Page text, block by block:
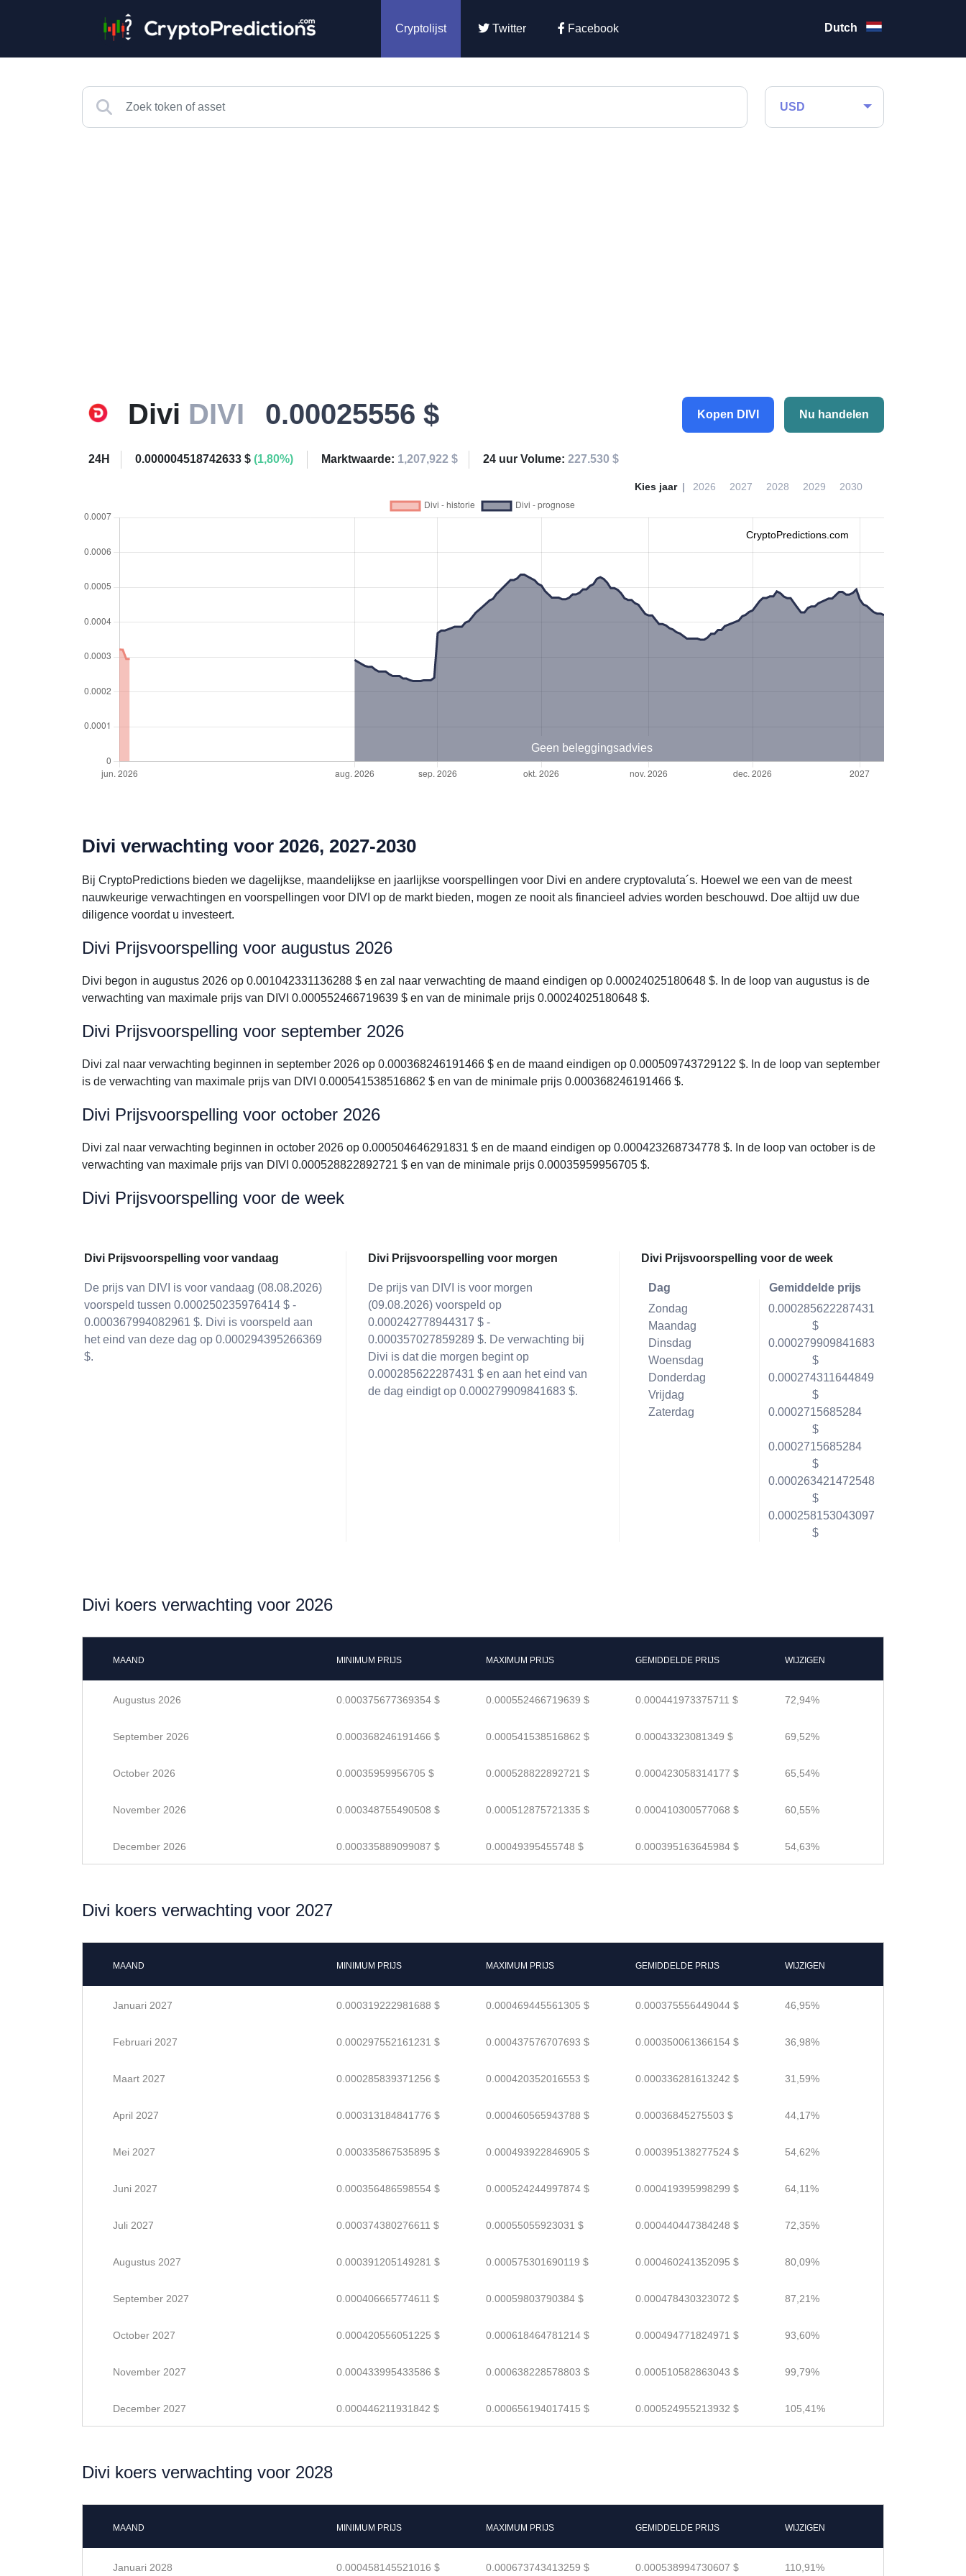
Cryptolijst Twitter Facebook Dutch
USD
Divi DIVI 0.00025556 $ Kopen DIVI Nu handelen
24H 0.000004518742633 $ (1,80%) Marktwaarde: 1,207,922 $ 24 uur Volume: 227.530 $
Kies jaar 2026 2027 2028 2029 2030
CryptoPredictions.com
Geen beleggingsadvies
Divi verwachting voor 2026, 2027-2030
Bij CryptoPredictions bieden we dagelijkse, maandelijkse en jaarlijkse voorspellingen voor Divi en andere cryptovaluta´s. Hoewel we een van de meest
nauwkeurige verwachtingen en voorspellingen voor DIVI op de markt bieden, mogen ze nooit als financieel advies worden beschouwd. Doe altijd uw due
diligence voordat u investeert.
Divi Prijsvoorspelling voor augustus 2026
Divi begon in augustus 2026 op 0.001042331136288 $ en zal naar verwachting de maand eindigen op 0.00024025180648 $. In de loop van augustus is de
verwachting van maximale prijs van DIVI 0.000552466719639 $ en van de minimale prijs 0.00024025180648 $.
Divi Prijsvoorspelling voor september 2026
Divi zal naar verwachting beginnen in september 2026 op 0.000368246191466 $ en de maand eindigen op 0.000509743729122 $. In de loop van september
is de verwachting van maximale prijs van DIVI 0.000541538516862 $ en van de minimale prijs 0.000368246191466 $.
Divi Prijsvoorspelling voor october 2026
Divi zal naar verwachting beginnen in october 2026 op 0.000504646291831 $ en de maand eindigen op 0.000423268734778 $. In de loop van october is de
verwachting van maximale prijs van DIVI 0.000528822892721 $ en van de minimale prijs 0.00035959956705 $.
Divi Prijsvoorspelling voor de week
Divi Prijsvoorspelling voor vandaag
De prijs van DIVI is voor vandaag (08.08.2026)
voorspeld tussen 0.000250235976414 $ -
0.000367994082961 $. Divi is voorspeld aan
het eind van deze dag op 0.000294395266369
$.
Divi Prijsvoorspelling voor morgen
De prijs van DIVI is voor morgen
(09.08.2026) voorspeld op
0.000242778944317 $ -
0.000357027859289 $. De verwachting bij
Divi is dat die morgen begint op
0.000285622287431 $ en aan het eind van
de dag eindigt op 0.000279909841683 $.
Divi Prijsvoorspelling voor de week
Dag
Zondag
Maandag
Dinsdag
Woensdag
Donderdag
Vrijdag
Zaterdag
Gemiddelde prijs
0.000285622287431
$
0.000279909841683
$
0.000274311644849
$
0.0002715685284
$
0.0002715685284
$
0.000263421472548
$
0.000258153043097
$
Divi koers verwachting voor 2026
MAAND MINIMUM PRIJS MAXIMUM PRIJS GEMIDDELDE PRIJS WIJZIGEN
Augustus 2026 0.000375677369354 $ 0.000552466719639 $ 0.000441973375711 $ 72,94%
September 2026 0.000368246191466 $ 0.000541538516862 $ 0.00043323081349 $ 69,52%
October 2026 0.00035959956705 $ 0.000528822892721 $ 0.000423058314177 $ 65,54%
November 2026 0.000348755490508 $ 0.000512875721335 $ 0.000410300577068 $ 60,55%
December 2026 0.000335889099087 $ 0.00049395455748 $ 0.000395163645984 $ 54,63%
Divi koers verwachting voor 2027
MAAND MINIMUM PRIJS MAXIMUM PRIJS GEMIDDELDE PRIJS WIJZIGEN
Januari 2027 0.000319222981688 $ 0.000469445561305 $ 0.000375556449044 $ 46,95%
Februari 2027 0.000297552161231 $ 0.000437576707693 $ 0.000350061366154 $ 36,98%
Maart 2027 0.000285839371256 $ 0.000420352016553 $ 0.000336281613242 $ 31,59%
April 2027 0.000313184841776 $ 0.000460565943788 $ 0.00036845275503 $ 44,17%
Mei 2027 0.000335867535895 $ 0.000493922846905 $ 0.000395138277524 $ 54,62%
Juni 2027 0.000356486598554 $ 0.000524244997874 $ 0.000419395998299 $ 64,11%
Juli 2027 0.000374380276611 $ 0.00055055923031 $ 0.000440447384248 $ 72,35%
Augustus 2027 0.000391205149281 $ 0.000575301690119 $ 0.000460241352095 $ 80,09%
September 2027 0.000406665774611 $ 0.00059803790384 $ 0.000478430323072 $ 87,21%
October 2027 0.000420556051225 $ 0.000618464781214 $ 0.000494771824971 $ 93,60%
November 2027 0.000433995433586 $ 0.000638228578803 $ 0.000510582863043 $ 99,79%
December 2027 0.000446211931842 $ 0.000656194017415 $ 0.000524955213932 $ 105,41%
Divi koers verwachting voor 2028
MAAND MINIMUM PRIJS MAXIMUM PRIJS GEMIDDELDE PRIJS WIJZIGEN
Januari 2028 0.000458145521016 $ 0.000673743413259 $ 0.000538994730607 $ 110,91%